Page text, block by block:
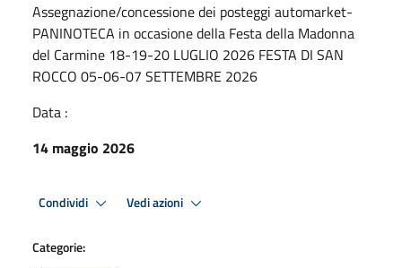
Assegnazione/concessione dei posteggi automarket-
PANINOTECA in occasione della Festa della Madonna
del Carmine 18-19-20 LUGLIO 2026 FESTA DI SAN
ROCCO 05-06-07 SETTEMBRE 2026
Data :
14 maggio 2026
Condividi Vedi azioni
Categorie: